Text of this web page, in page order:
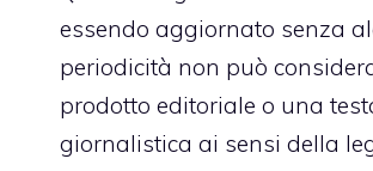
essendo aggiornato senza
periodicità non può
prodotto editoriale o una
giornalistica ai sensi della